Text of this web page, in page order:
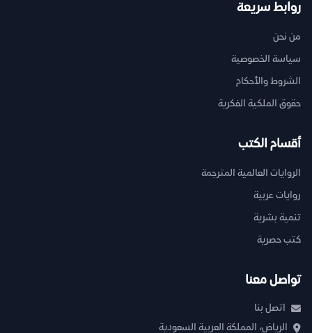
روابط سريعة
من نحن
سياسة الخصوصية
الشروط والأحكام
حقوق الملكية الفكرية
أقسام الكتب
الروايات العالمية المترجمة
روايات عربية
تنمية بشرية
كتب حصرية
تواصل معنا
اتصل بنا
الرياض، المملكة العربية السعودية